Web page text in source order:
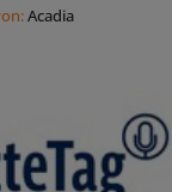
Acadia